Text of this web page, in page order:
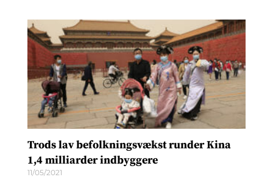
Trods lav befolkningsvækst runder Kina
1,4 milliarder indbyggere
11/05/2021